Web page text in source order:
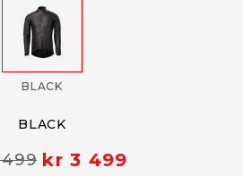
BLACK
BLACK
kr 3 499